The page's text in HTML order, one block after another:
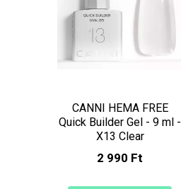
CANNI HEMA FREE
Quick Builder Gel - 9 ml -
X13 Clear
2 990 Ft